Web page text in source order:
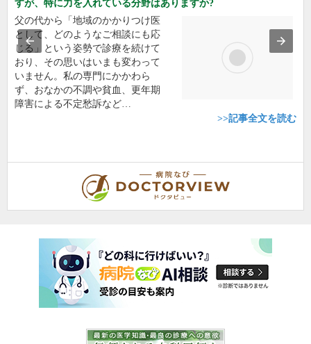
内科, 人工透析内科, 腎臓内科
鹿児島県鹿児島市下荒田2丁目10番10号
口コミ: 1件 5
鹿児島に帰省した際に臨時透析をお願いします。ドクターが必ず声をかけてく
れます。そして質問にも丁寧に応えてくれます。透析室...
夜間に急に体調が悪くなり、救急センターに連絡したところ、こちらの病院の
内科を診療するよう紹介されました。夜間でしたが、私...続きを読む
【病院なびドクタビュー】ドクター取材記事
鹿児島県鹿児島市
冨永 裕一院長取材記事